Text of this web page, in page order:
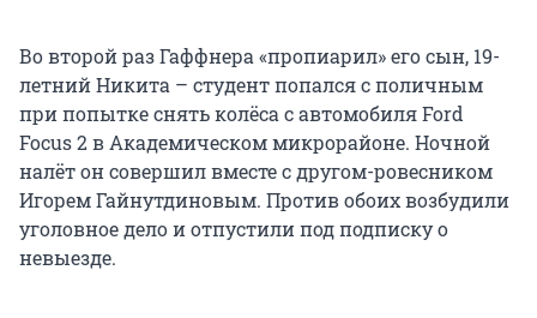
Во второй раз Гаффнера «пропиарил» его сын, 19-
летний Никита – студент попался с поличным
при попытке снять колёса с автомобиля Ford
Focus 2 в Академическом микрорайоне. Ночной
налёт он совершил вместе с другом-ровесником
Игорем Гайнутдиновым. Против обоих возбудили
уголовное дело и отпустили под подписку о
невыезде.